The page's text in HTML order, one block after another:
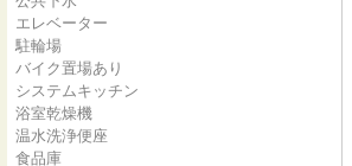
エレベーター
駐輪場
バイク置場あり
システムキッチン
浴室乾燥機
温水洗浄便座
食品庫